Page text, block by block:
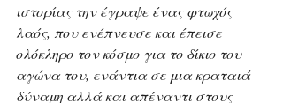
ιστορίας την έγραψε ένας φτωχός
λαός, που ενέπνευσε και έπεισε
ολόκληρο τον κόσμο για το δίκιο του
αγώνα του, ενάντια σε μια κραταιά
δύναμη αλλά και απέναντι στους